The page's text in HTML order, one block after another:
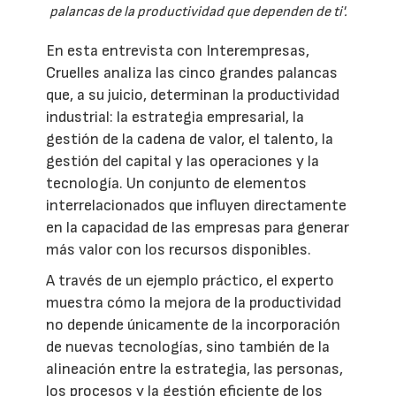
palancas de la productividad que dependen de ti'.
En esta entrevista con Interempresas,
Cruelles analiza las cinco grandes palancas
que, a su juicio, determinan la productividad
industrial: la estrategia empresarial, la
gestión de la cadena de valor, el talento, la
gestión del capital y las operaciones y la
tecnología. Un conjunto de elementos
interrelacionados que influyen directamente
en la capacidad de las empresas para generar
más valor con los recursos disponibles.
A través de un ejemplo práctico, el experto
muestra cómo la mejora de la productividad
no depende únicamente de la incorporación
de nuevas tecnologías, sino también de la
alineación entre la estrategia, las personas,
los procesos y la gestión eficiente de los